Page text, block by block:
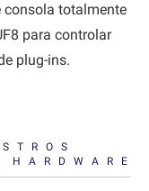
consola totalmente
para controlar
plug-ins.